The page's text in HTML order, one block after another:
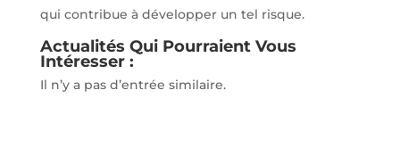
qui contribue à développer un tel risque.
Actualités Qui Pourraient Vous
Intéresser :
Il n’y a pas d’entrée similaire.